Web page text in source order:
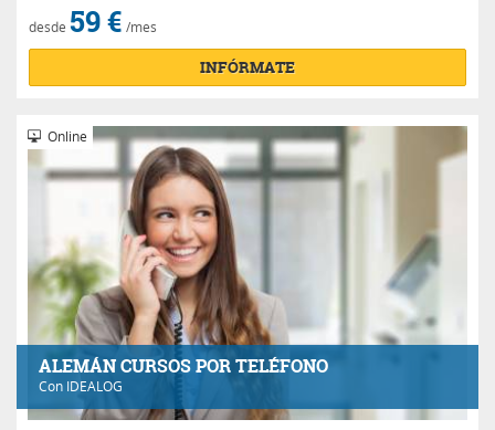
desde 59 € /mes
INFÓRMATE
ALEMÁN CURSOS POR TELÉFONO
Con IDEALOG
Online